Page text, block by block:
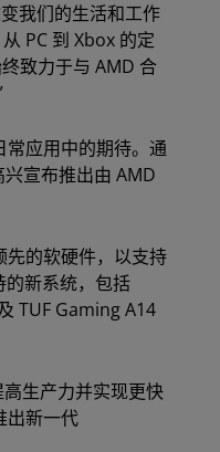
我们的生活和工作
PC 到 Xbox 的定
致力于与 AMD 合
常应用中的期待。通
宣布推出由 AMD
先的软硬件，以支持
的新系统，包括
TUF Gaming A14
生产力并实现更快
出新一代